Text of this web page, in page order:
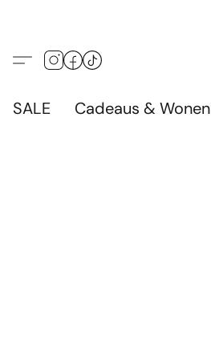
SALE Cadeaus & Wonen